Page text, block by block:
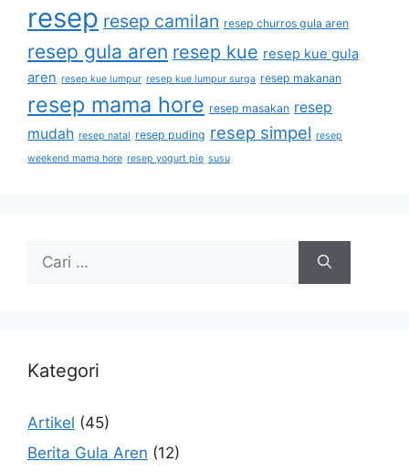
resep resep camilan resep churros gula aren
resep gula aren resep kue resep kue gula
aren resep kue lumpur resep kue lumpur surga resep makanan
resep mama hore resep masakan resep
mudah resep natal resep puding resep simpel resep
weekend mama hore resep yogurt pie susu
Kategori
Artikel (45)
Berita Gula Aren (12)